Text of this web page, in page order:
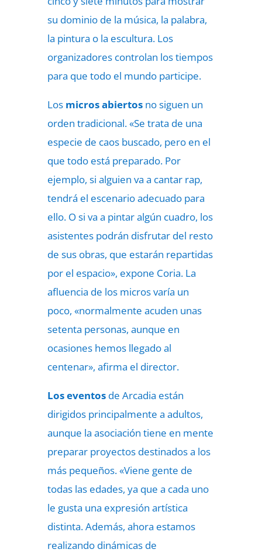
su dominio de la música, la palabra,
la pintura o la escultura. Los
organizadores controlan los tiempos
para que todo el mundo participe.
Losmicros abiertosno siguen un
orden tradicional. «Se trata de una
especie de caos buscado, pero en el
que todo está preparado. Por
ejemplo, si alguien va a cantar rap,
tendrá el escenario adecuado para
ello. O si va a pintar algún cuadro, los
asistentes podrán disfrutar del resto
de sus obras, que estarán repartidas
por el espacio», expone Coria. La
afluencia de los micros varía un
poco, «normalmente acuden unas
setenta personas, aunque en
ocasiones hemos llegado al
centenar», afirma el director.
Los eventosde Arcadia están
dirigidos principalmente a adultos,
aunque la asociación tiene en mente
preparar proyectos destinados a los
más pequeños. «Viene gente de
todas las edades, ya que a cada uno
le gusta una expresión artística
distinta. Además, ahora estamos
realizando dinámicas de